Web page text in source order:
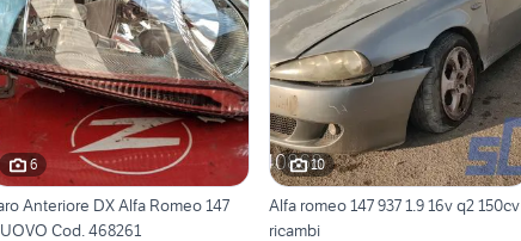
6
Anteriore DX Alfa Romeo 147
Cod. 468261
10
Alfa romeo 147 937 1.9 16v q2 150cv
ricambi